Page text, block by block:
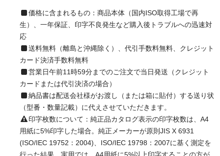
価格に含まれるもの：商品本体（国内ISO取得工場で再
生）、一年保証、印字不良発生など購入後トラブルへの迅速対
応
送料無料（離島と沖縄除く）、代引手数料無料、クレジット
カード決済手数料無料
営業日午前11時59分までのご注文で当日発送（クレジット
カードまたは代引決済の場合）
納品書は配送会社様がお渡し（または箱に貼付）する送り状
（型番・数量記載）に代えさせていただきます。
印字枚数について：純正品カタログ表示の印字枚数は、A4
用紙に5%印字した場合。純正メーカーが原則JIS X 6931
(ISO/IEC 19752：2004)、ISO/IEC 19798：2007に基く測定を
行った結果。実用では、A4用紙に5%以上印字することの方が